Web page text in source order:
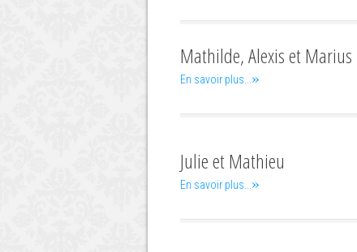
Mathilde, Alexis et Marius
En savoir plus... »
Julie et Mathieu
En savoir plus... »